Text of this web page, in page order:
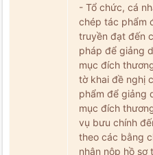
- Tổ chức, cá
chép tác phẩm
truyền đạt đến
pháp để giảng
mục đích
tờ khai đề nghị
phẩm để giảng
mục đích
vụ bưu chính
theo các bằng
nhân nộp hồ sơ